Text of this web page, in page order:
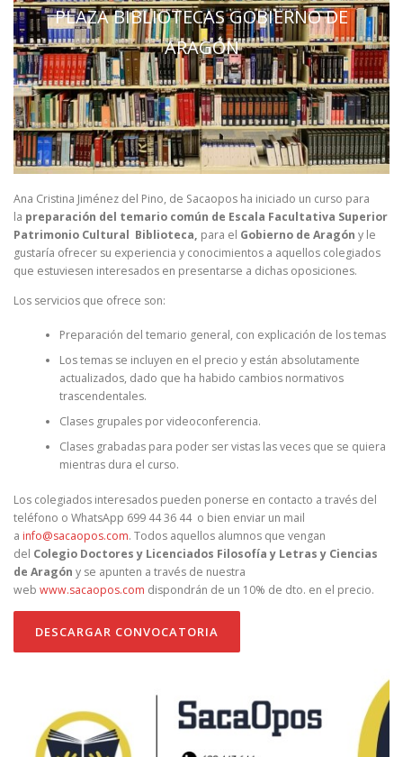
PLAZA BIBLIOTECAS GOBIERNO DE
ARAGÓN
Ana Cristina Jiménez del Pino, de Sacaopos ha iniciado un curso para
la preparación del temario común de Escala Facultativa Superior
Patrimonio Cultural Biblioteca, para el Gobierno de Aragón y le
gustaría ofrecer su experiencia y conocimientos a aquellos colegiados
que estuviesen interesados en presentarse a dichas oposiciones.
Los servicios que ofrece son:
Preparación del temario general, con explicación de los temas
Los temas se incluyen en el precio y están absolutamente
actualizados, dado que ha habido cambios normativos
trascendentales.
Clases grupales por videoconferencia.
Clases grabadas para poder ser vistas las veces que se quiera
mientras dura el curso.
Los colegiados interesados pueden ponerse en contacto a través del
teléfono o WhatsApp 699 44 36 44 o bien enviar un mail
a info@sacaopos.com. Todos aquellos alumnos que vengan
del Colegio Doctores y Licenciados Filosofía y Letras y Ciencias
de Aragón y se apunten a través de nuestra
web www.sacaopos.com dispondrán de un 10% de dto. en el precio.
DESCARGAR CONVOCATORIA